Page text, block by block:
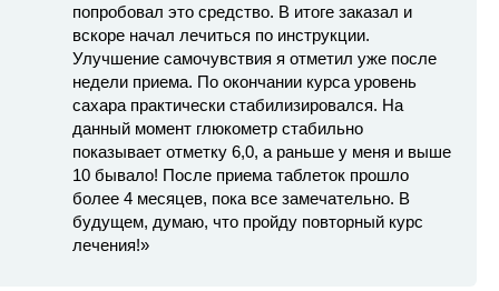
попробовал это средство. В итоге заказал и
вскоре начал лечиться по инструкции.
Улучшение самочувствия я отметил уже после
недели приема. По окончании курса уровень
сахара практически стабилизировался. На
данный момент глюкометр стабильно
показывает отметку 6,0, а раньше у меня и выше
10 бывало! После приема таблеток прошло
более 4 месяцев, пока все замечательно. В
будущем, думаю, что пройду повторный курс
лечения!»